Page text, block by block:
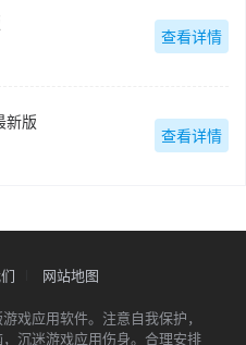
查看详情
新版
查看详情
网站地图
戏应用软件。注意自我保护，
沉迷游戏应用伤身。合理安排